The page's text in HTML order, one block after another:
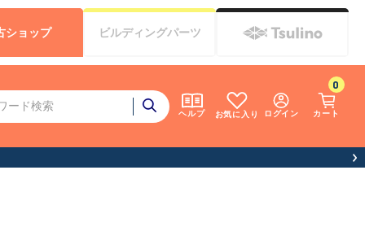
ヘルプ お気に入り ログイン カート
0
ショップ ビルディングパーツ